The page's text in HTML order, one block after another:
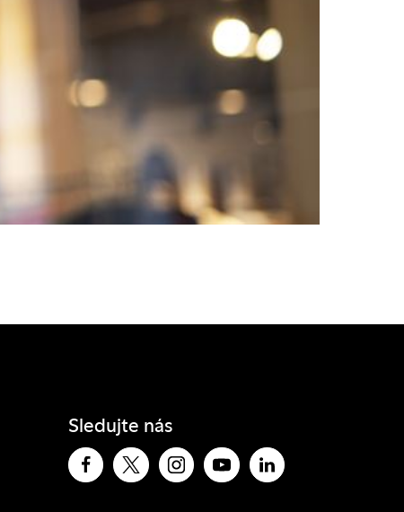
Sledujte nás